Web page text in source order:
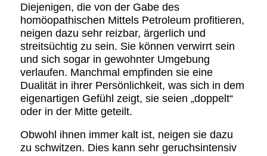
Diejenigen, die von der Gabe des
homöopathischen Mittels Petroleum profitieren,
neigen dazu sehr reizbar, ärgerlich und
streitsüchtig zu sein. Sie können verwirrt sein
und sich sogar in gewohnter Umgebung
verlaufen. Manchmal empfinden sie eine
Dualität in ihrer Persönlichkeit, was sich in dem
eigenartigen Gefühl zeigt, sie seien „doppelt“
oder in der Mitte geteilt.
Obwohl ihnen immer kalt ist, neigen sie dazu
zu schwitzen. Dies kann sehr geruchsintensiv